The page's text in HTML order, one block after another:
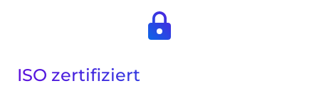
ISO zertifiziert